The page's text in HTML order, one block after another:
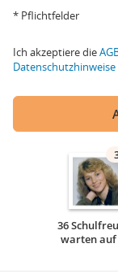
* Pflichtfelder
Ich akzeptiere die
Datenschutzhinweise
36
warten auf